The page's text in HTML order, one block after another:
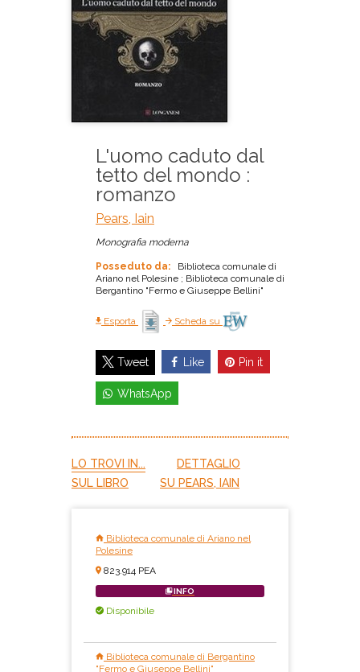
L'uomo caduto dal
tetto del mondo :
romanzo
Pears, Iain
Monografia moderna
Posseduto da:
Biblioteca comunale di
Ariano nel Polesine ; Biblioteca comunale di
Bergantino "Fermo e Giuseppe Bellini"
Esporta Scheda su
Tweet Like Pin it
WhatsApp
LO TROVI IN...
DETTAGLIO
SUL LIBRO
SU PEARS, IAIN
Biblioteca comunale di Ariano nel
Polesine
823.914 PEA
INFO
Disponibile
Biblioteca comunale di Bergantino
"Fermo e Giuseppe Bellini"